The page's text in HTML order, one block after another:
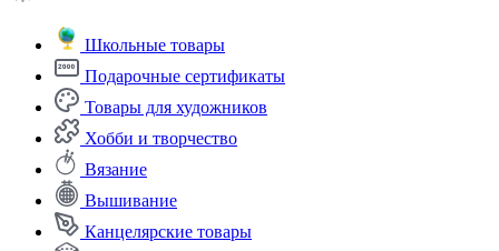
Школьные товары
Подарочные сертификаты
Товары для художников
Хобби и творчество
Вязание
Вышивание
Канцелярские товары